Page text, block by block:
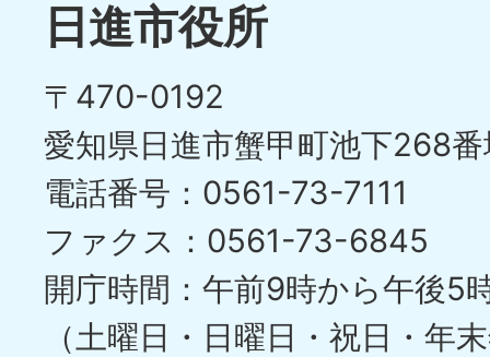
日進市役所
〒470-0192
愛知県日進市蟹甲町池下268
電話番号：0561-73-7111
ファクス：0561-73-6845
開庁時間：午前9時から午後5
（土曜日・日曜日・祝日・年